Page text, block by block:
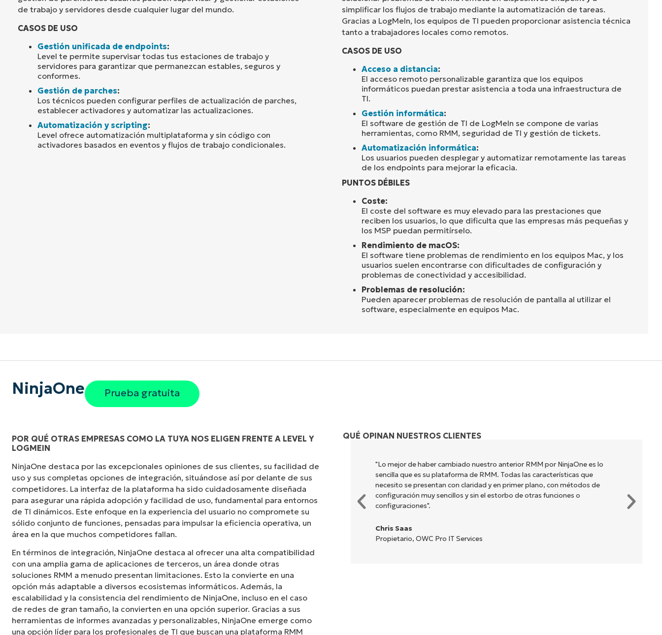
de trabajo y servidores desde cualquier lugar del mundo.
CASOS DE USO
Gestión unificada de endpoints:
Level te permite supervisar todas tus estaciones de trabajo y
servidores para garantizar que permanezcan estables, seguros y
conformes.
Gestión de parches:
Los técnicos pueden configurar perfiles de actualización de parches,
establecer activadores y automatizar las actualizaciones.
Automatización y scripting:
Level ofrece automatización multiplataforma y sin código con
activadores basados en eventos y flujos de trabajo condicionales.
simplificar los flujos de trabajo mediante la automatización de tareas.
Gracias a LogMeIn, los equipos de TI pueden proporcionar asistencia técnica
tanto a trabajadores locales como remotos.
CASOS DE USO
Acceso a distancia:
El acceso remoto personalizable garantiza que los equipos
informáticos puedan prestar asistencia a toda una infraestructura de
TI.
Gestión informática:
El software de gestión de TI de LogMeIn se compone de varias
herramientas, como RMM, seguridad de TI y gestión de tickets.
Automatización informática:
Los usuarios pueden desplegar y automatizar remotamente las tareas
de los endpoints para mejorar la eficacia.
PUNTOS DÉBILES
Coste:
El coste del software es muy elevado para las prestaciones que
reciben los usuarios, lo que dificulta que las empresas más pequeñas y
los MSP puedan permitírselo.
Rendimiento de macOS:
El software tiene problemas de rendimiento en los equipos Mac, y los
usuarios suelen encontrarse con dificultades de configuración y
problemas de conectividad y accesibilidad.
Problemas de resolución:
Pueden aparecer problemas de resolución de pantalla al utilizar el
software, especialmente en equipos Mac.
NinjaOne Prueba gratuita
POR QUÉ OTRAS EMPRESAS COMO LA TUYA NOS ELIGEN FRENTE A LEVEL Y
LOGMEIN
NinjaOne destaca por las excepcionales opiniones de sus clientes, su facilidad de
uso y sus completas opciones de integración, situándose así por delante de sus
competidores. La interfaz de la plataforma ha sido cuidadosamente diseñada
para asegurar una rápida adopción y facilidad de uso, fundamental para entornos
de TI dinámicos. Este enfoque en la experiencia del usuario no compromete su
sólido conjunto de funciones, pensadas para impulsar la eficiencia operativa, un
área en la que muchos competidores fallan.
En términos de integración, NinjaOne destaca al ofrecer una alta compatibilidad
con una amplia gama de aplicaciones de terceros, un área donde otras
soluciones RMM a menudo presentan limitaciones. Esto la convierte en una
opción más adaptable a diversos ecosistemas informáticos. Además, la
escalabilidad y la consistencia del rendimiento de NinjaOne, incluso en el caso
de redes de gran tamaño, la convierten en una opción superior. Gracias a sus
herramientas de informes avanzadas y personalizables, NinjaOne emerge como
una opción líder para los profesionales de TI que buscan una plataforma RMM
QUÉ OPINAN NUESTROS CLIENTES
"Lo mejor de haber cambiado nuestro anterior RMM por NinjaOne es lo
sencilla que es su plataforma de RMM. Todas las características que
necesito se presentan con claridad y en primer plano, con métodos de
configuración muy sencillos y sin el estorbo de otras funciones o
configuraciones".
Chris Saas
Propietario, OWC Pro IT Services
Company